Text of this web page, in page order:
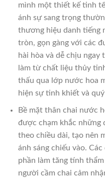
mình một thiết kế tinh
ánh sự sang trọng
thương hiệu danh tiếng
tròn, gọn gàng với các
hài hòa và dễ chịu
làm từ chất liệu thủy
thấu qua lớp nước hoa
hiện sự tinh khiết và
Bề mặt thân chai nước
được chạm khắc những
theo chiều dài, tạo nên
ánh sáng chiếu vào.
phần làm tăng tính
người cầm chai cảm